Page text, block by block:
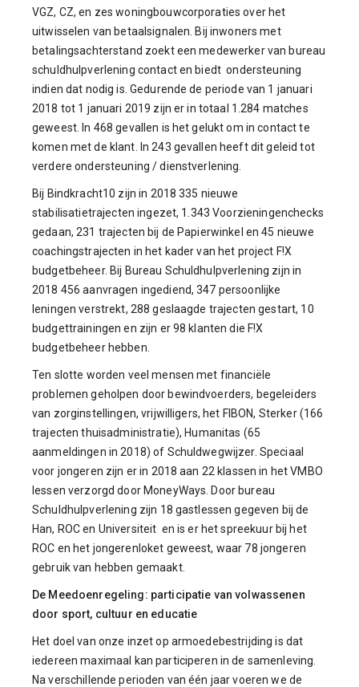
VGZ, CZ, en zes woningbouwcorporaties over het
uitwisselen van betaalsignalen. Bij inwoners met
betalingsachterstand zoekt een medewerker van bureau
schuldhulpverlening contact en biedt ondersteuning
indien dat nodig is. Gedurende de periode van 1 januari
2018 tot 1 januari 2019 zijn er in totaal 1.284 matches
geweest. In 468 gevallen is het gelukt om in contact te
komen met de klant. In 243 gevallen heeft dit geleid tot
verdere ondersteuning / dienstverlening.
Bij Bindkracht10 zijn in 2018 335 nieuwe
stabilisatietrajecten ingezet, 1.343 Voorzieningenchecks
gedaan, 231 trajecten bij de Papierwinkel en 45 nieuwe
coachingstrajecten in het kader van het project F!X
budgetbeheer. Bij Bureau Schuldhulpverlening zijn in
2018 456 aanvragen ingediend, 347 persoonlijke
leningen verstrekt, 288 geslaagde trajecten gestart, 10
budgettrainingen en zijn er 98 klanten die F!X
budgetbeheer hebben.
Ten slotte worden veel mensen met financiële
problemen geholpen door bewindvoerders, begeleiders
van zorginstellingen, vrijwilligers, het FIBON, Sterker (166
trajecten thuisadministratie), Humanitas (65
aanmeldingen in 2018) of Schuldwegwijzer. Speciaal
voor jongeren zijn er in 2018 aan 22 klassen in het VMBO
lessen verzorgd door MoneyWays. Door bureau
Schuldhulpverlening zijn 18 gastlessen gegeven bij de
Han, ROC en Universiteit en is er het spreekuur bij het
ROC en het jongerenloket geweest, waar 78 jongeren
gebruik van hebben gemaakt.
De Meedoenregeling: participatie van volwassenen
door sport, cultuur en educatie
Het doel van onze inzet op armoedebestrijding is dat
iedereen maximaal kan participeren in de samenleving.
Na verschillende perioden van één jaar voeren we de